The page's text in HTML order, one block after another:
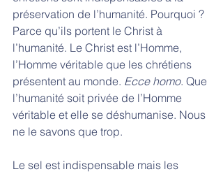
préservation de l’humanité. Pourquoi ?
Parce qu’ils portent le Christ à
l’humanité. Le Christ est l’Homme,
l’Homme véritable que les chrétiens
présentent au monde. Ecce homo. Que
l’humanité soit privée de l’Homme
véritable et elle se déshumanise. Nous
ne le savons que trop.
Le sel est indispensable mais les